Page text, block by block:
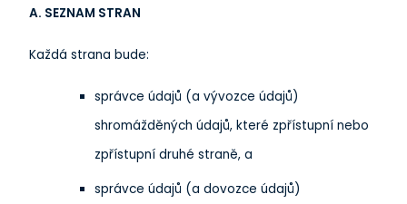
A. SEZNAM STRAN
Každá strana bude:
správce údajů (a vývozce údajů)
shromážděných údajů, které zpřístupní nebo
zpřístupní druhé straně, a
správce údajů (a dovozce údajů)